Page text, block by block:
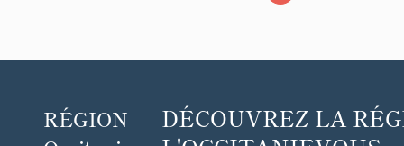
et
décorative
(baie
RÉGION
DÉCOUVREZ LA